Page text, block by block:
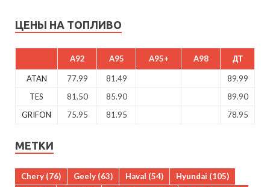
ЦЕНЫ НА ТОПЛИВО
A92 A95 A95+ A98 ДТ
ATAN 77.99 81.49
89.99
TES
81.50 85.90
89.90
GRIFON
75.95 81.95 78.95
МЕТКИ
Chery (76) Geely (63) Haval (54) Hyundai (105)